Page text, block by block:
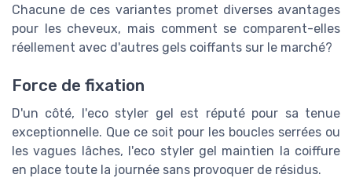
Chacune de ces variantes promet diverses avantages
pour les cheveux, mais comment se comparent-elles
réellement avec d'autres gels coiffants sur le marché?
Force de fixation
D'un côté, l'eco styler gel est réputé pour sa tenue
exceptionnelle. Que ce soit pour les boucles serrées ou
les vagues lâches, l'eco styler gel maintien la coiffure
en place toute la journée sans provoquer de résidus.